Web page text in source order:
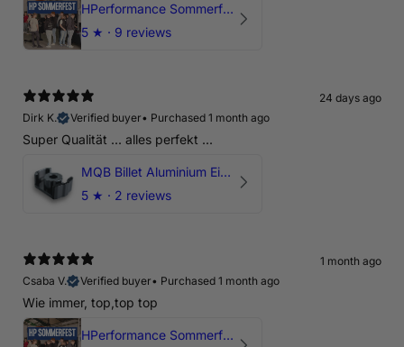
HPerformance Sommerfest 2026
5 ★ · 9 reviews
24 days ago
Dirk K.
Verified buyer• Purchased 1 month ago
Super Qualität ... alles perfekt ...
MQB Billet Aluminium Einsatz Drehmomentstütze - DOGBONE für Audi RS3, TTRS, RSQ3
5 ★ · 2 reviews
1 month ago
Csaba V.
Verified buyer• Purchased 1 month ago
Wie immer, top,top top
HPerformance Sommerfest 2026